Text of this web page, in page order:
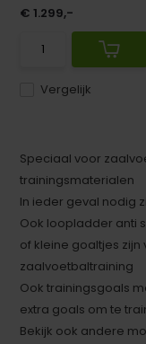
Vergelijk
€ 1.299,-
Speciaal voor
trainingsmaterialen
In ieder geval nodig
Ook loopladder anti
of kleine goaltjes
zaalvoetbaltraining
Ook trainingsgoals
extra goals om te
Bekijk ook andere